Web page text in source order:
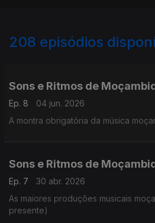
208 episódios
Sons e Ritmos de
Ep. 8
04 jun. 2026
A montra obrigatória da música
Sons e Ritmos de
Ep. 7
30 abr. 2026
As maiores produções musicais
presente)